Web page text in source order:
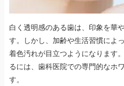
白く透明感のある歯は、印象を華
す。しかし、加齢や生活習慣によ
着色汚れが目立つようになります
るには、歯科医院での専門的なホ
す。